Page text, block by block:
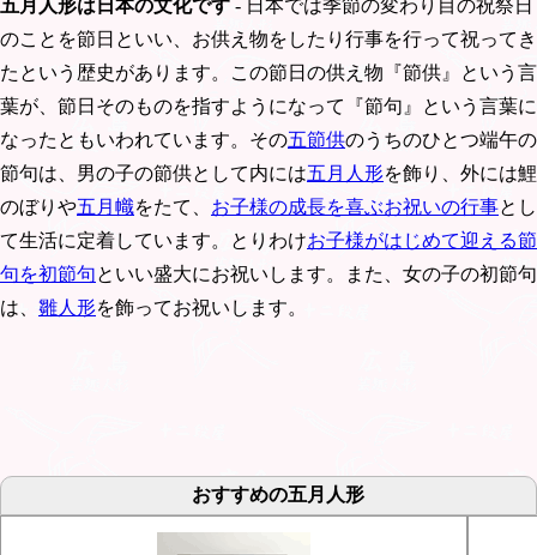
五月人形は日本の文化です - 日本では季節の変わり目の祝祭日
のことを節日といい、お供え物をしたり行事を行って祝ってき
たという歴史があります。この節日の供え物『節供』という言
葉が、節日そのものを指すようになって『節句』という言葉に
なったともいわれています。その五節供のうちのひとつ端午の
節句は、男の子の節供として内には五月人形を飾り、外には鯉
のぼりや五月幟をたて、 お子様の成長を喜ぶお祝いの行事とし
て生活に定着しています。とりわけお子様がはじめて迎える節
句を初節句といい盛大にお祝いします。また、女の子の初節句
は、 雛人形を飾ってお祝いします。
おすすめの五月人形